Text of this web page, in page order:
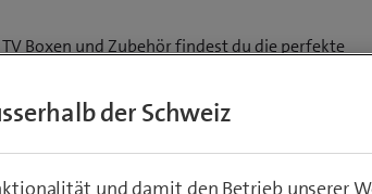
Boxen und Zubehör findest du die perfekte
Assistant oder unterwegs per App auf
HDMI-Kabel oder anderes TV-Zubehör.
Rückgaberecht und 2 Jahren Garantie.
der Schweiz